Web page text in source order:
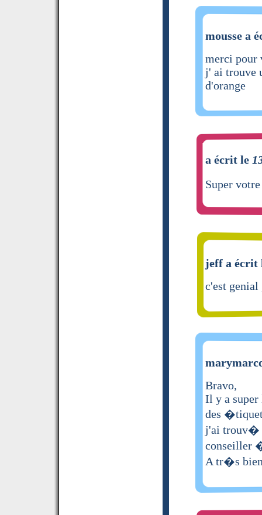
mousse a
merci pour
j' ai trouve
d'orange
a écrit le
Super
jeff a écrit
c'est
Bravo,
Il y a super
des
j'ai trouv�
conseiller
A tr�s